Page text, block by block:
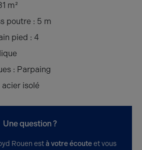
m²
poutre : 5 m
pied : 4
: Parpaing
acier isolé
Une question ?
Rouen est à votre écouteet vous